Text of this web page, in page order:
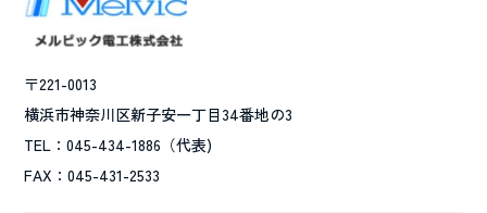
〒221-0013
横浜市神奈川区新子安一丁目34番地の3
TEL：045-434-1886（代表)
FAX：045-431-2533